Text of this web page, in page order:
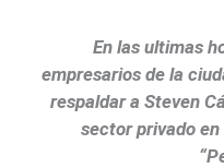
En las ultimas
empresarios de la
respaldar a Steven
sector privado